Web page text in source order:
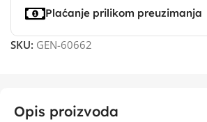
Plaćanje prilikom preuzimanja
SKU: GEN-60662
Opis proizvoda